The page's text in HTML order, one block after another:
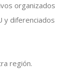
organizados
y diferenciados
región.